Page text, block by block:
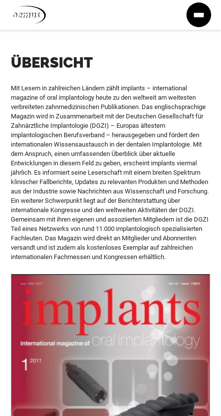
Zum Inhalt springen
ÜBERSICHT
Mit Lesern in zahlreichen Ländern zählt implants – international
magazine of oral implantology heute zu den weltweit am weitesten
verbreiteten zahnmedizinischen Publikationen. Das englischsprachige
Magazin wird in Zusammenarbeit mit der Deutschen Gesellschaft für
Zahnärztliche Implantologie (DGZI) – Europas ältestem
implantologischen Berufsverband – herausgegeben und fördert den
internationalen Wissensaustausch in der dentalen Implantologie. Mit
dem Anspruch, einen umfassenden Überblick über aktuelle
Entwicklungen in diesem Feld zu geben, erscheint implants viermal
jährlich. Es informiert seine Leserschaft mit einem breiten Spektrum
klinischer Fallberichte, Updates zu relevanten Produkten und Methoden
aus der Industrie sowie Nachrichten aus Wissenschaft und Forschung.
Ein weiterer Schwerpunkt liegt auf der Berichterstattung über
internationale Kongresse und den weltweiten Aktivitäten der DGZI.
Gemeinsam mit ihren eigenen und assoziierten Mitgliedern ist die DGZI
Teil eines Netzwerks von rund 11.000 implantologisch spezialisierten
Fachleuten. Das Magazin wird direkt an Mitglieder und Abonnenten
versandt und ist zudem als kostenloses Exemplar auf zahlreichen
internationalen Fachmessen und Kongressen erhältlich.